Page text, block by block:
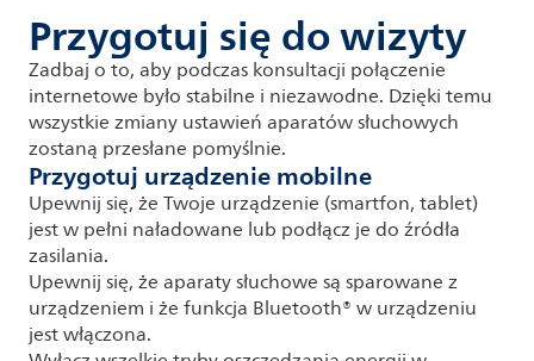
Przygotuj się do wizyty
Zadbaj o to, aby podczas konsultacji połączenie
internetowe było stabilne i niezawodne. Dzięki temu
wszystkie zmiany ustawień aparatów słuchowych
zostaną przesłane pomyślnie.
Przygotuj urządzenie mobilne
Upewnij się, że Twoje urządzenie (smartfon, tablet)
jest w pełni naładowane lub podłącz je do źródła
zasilania.
Upewnij się, że aparaty słuchowe są sparowane z
urządzeniem i że funkcja Bluetooth® w urządzeniu
jest włączona.